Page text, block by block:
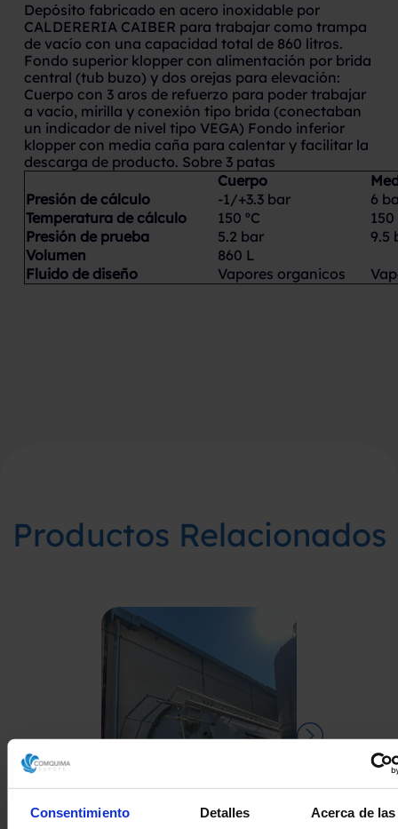
Consentimiento Detalles Acerca de
Depósito fabricado en acero inoxidable por
CALDERERIA CAIBER para trabajar como trampa
de vacío con una capacidad total de 860 litros.
Fondo superior klopper con alimentación por brida
central (tub buzo) y dos orejas para elevación:
Cuerpo con 3 aros de refuerzo para poder trabajar
a vacío, mirilla y conexión tipo brida (conectaban
un indicador de nivel tipo VEGA) Fondo inferior
klopper con media caña para calentar y facilitar la
descarga de producto. Sobre 3 patas
Cuerpo
Presión de cálculo
-1/+3.3 bar
6
Temperatura de cálculo
150 ºC
150
Presión de prueba
5.2 bar
9.5
Volumen
860 L
Fluido de diseño
Vapores organicos
Productos Relacionados